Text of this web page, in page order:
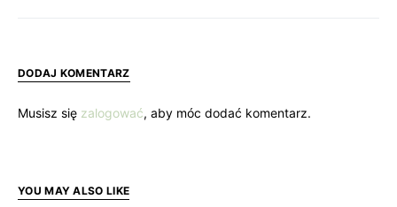
DODAJ KOMENTARZ
Musisz się zalogować, aby móc dodać komentarz.
YOU MAY ALSO LIKE